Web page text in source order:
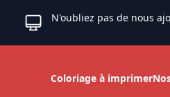
N'oubliez pas de nous
Coloriage à imprimer